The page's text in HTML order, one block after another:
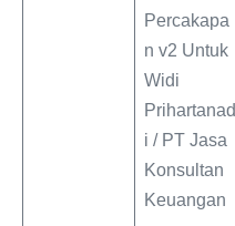
Percakapa
n v2 Untuk
Widi
Prihartanad
i / PT Jasa
Konsultan
Keuangan